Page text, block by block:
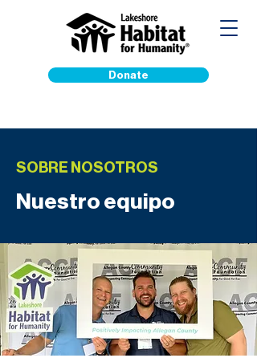
Donate
SOBRE NOSOTROS
Nuestro equipo